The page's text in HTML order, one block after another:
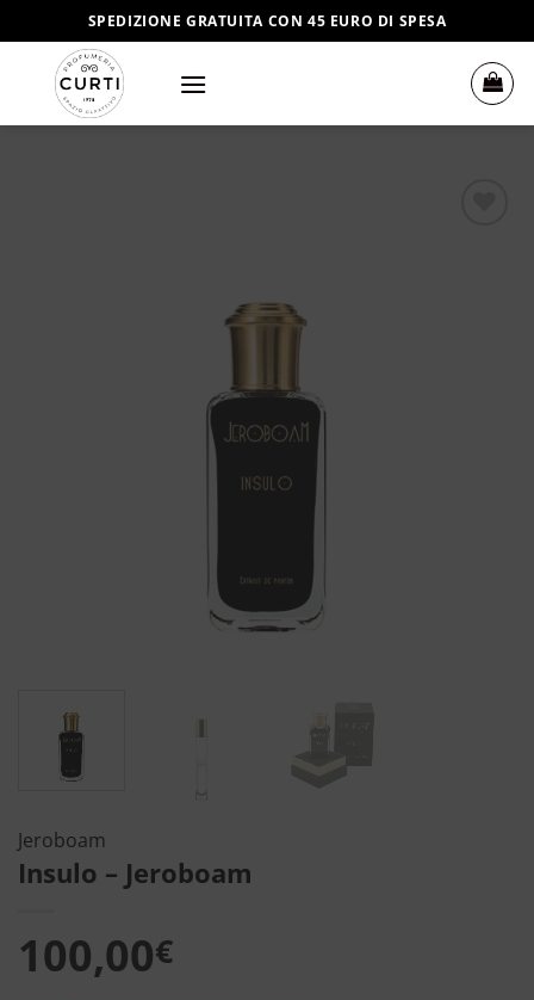
ai
contenuti
SPEDIZIONE GRATUITA CON 45 EURO DI SPESA
Jeroboam
Insulo – Jeroboam
100,00€